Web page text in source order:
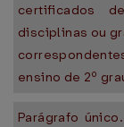
certificados
disciplinas ou
ensino de 2º
Parágrafo